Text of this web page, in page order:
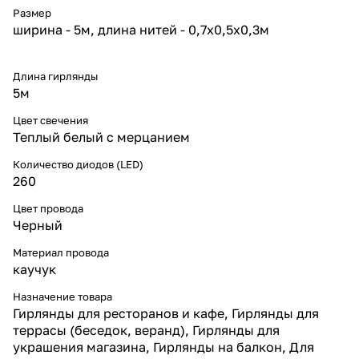
* Тёплый свет с белым флеш-
эффектом — уют и праздничная
чёрного каучука Ø3,3 мм,
сохраняющий гибкость даже
при морозах до –40 °C.
* Увеличенные гранёные
диоды — рассеивают свет во все
стороны.
* Двойная термоусадка и
компаунд — максимальная
защита от влаги и
долговечность.
* Соединяемая конструкция —
удобно объединять секции для
* Энергоэффективность —
высокая яркость при низком
* Срок службы до 30 000 часов
— многолетняя эксплуатация
без перегрева.
Надёжность и конструкция
Размер
ширина - 5м, длина нитей - 0,7x0,5x0,3м
Длина гирлянды
5м
Цвет свечения
Теплый белый с мерцанием
Количество диодов (LED)
260
Цвет провода
Черный
Материал провода
каучук
Назначение товара
Гирлянды для ресторанов и кафе, Гирлянды для
террасы (беседок, веранд), Гирлянды для
украшения магазина, Гирлянды на балкон, Для